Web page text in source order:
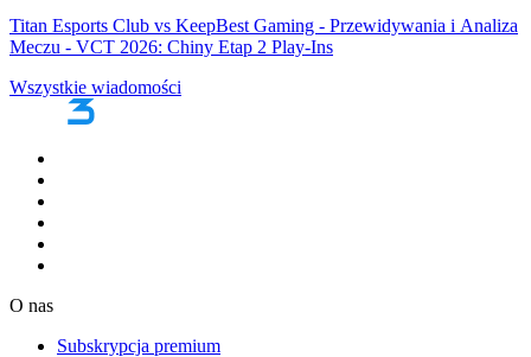
Titan Esports Club vs KeepBest Gaming - Przewidywania i Analiza
Meczu - VCT 2026: Chiny Etap 2 Play-Ins
Wszystkie wiadomości
O nas
Subskrypcja premium